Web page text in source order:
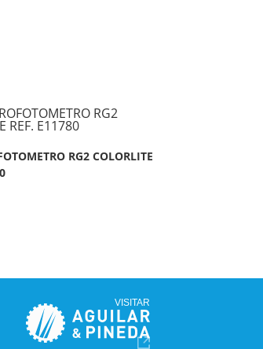
RG2 COLORLITE
VISITAR